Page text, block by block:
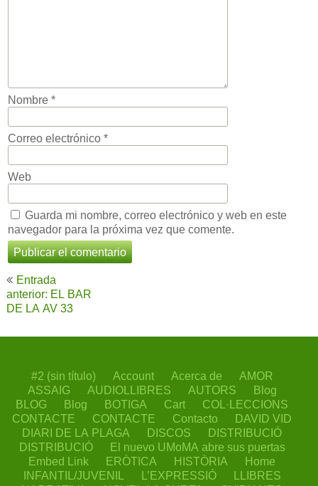
Nombre *
Correo electrónico *
Web
Guarda mi nombre, correo electrónico y web en este
navegador para la próxima vez que comente.
Navegación
de
entradas
Entrada
anterior: EL BAR
DE LA AV 33
#2 (sin título) Account Acerca de
AMOR
ASSAIG
AUDIOLLIBRES AUTORS
Blog
BLOG
Blog BOTIGA Cart
COL·LECCIONS
CONTACTE
CONTACTE Contacto
DAVID VID
DIARI DE LA PLAGA
DISCOS
DISTRIBUCIÓ
DISTRIBUCIÓ
El nuevo UMoMA abre sus puertas
Embed Link
ERÒTICA HISTÒRIA
Home
INFANTIL/JUVENIL
L’EXPRESSIÓ
LLIBRES